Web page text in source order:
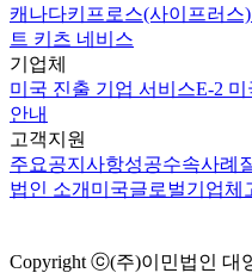
캐나다키프로스(사이프러스)
트 키츠 네비스
기업체
미국 진출 기업 서비스E-2
안내
고객지원
주요공지사항성공수속사례
법인 소개 미국글로벌기업체
Copyright ⓒ(주)이민법인 대